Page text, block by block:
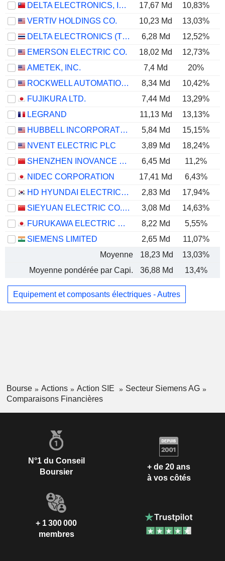
DELTA ELECTRONICS, INC.
17,67 Md 10,83%
VERTIV HOLDINGS CO.
10,23 Md 13,03%
DELTA ELECTRONICS (THAILAND)
6,28 Md 12,52%
EMERSON ELECTRIC CO.
18,02 Md 12,73%
AMETEK, INC.
7,4 Md 20%
ROCKWELL AUTOMATION, INC.
8,34 Md 10,42%
FUJIKURA LTD.
7,44 Md 13,29%
LEGRAND
11,13 Md 13,13%
HUBBELL INCORPORATED
5,84 Md 15,15%
NVENT ELECTRIC PLC
3,89 Md 18,24%
SHENZHEN INOVANCE TECHNOLOGY CO.,LTD
6,45 Md 11,2%
NIDEC CORPORATION
17,41 Md 6,43%
HD HYUNDAI ELECTRIC CO., LTD.
2,83 Md 17,94%
SIEYUAN ELECTRIC CO., LTD.
3,08 Md 14,63%
FURUKAWA ELECTRIC CO., LTD.
8,22 Md 5,55%
SIEMENS LIMITED
2,65 Md
11,07%
Moyenne
18,23 Md 13,03%
Moyenne pondérée par Capi.
36,88 Md 13,4%
Equipement et composants électriques - Autres
Bourse Actions Action SIE
Secteur Siemens AG
Comparaisons Financières
N°1 du Conseil
Boursier
+ de 20 ans
à vos côtés
+ 1 300 000
membres